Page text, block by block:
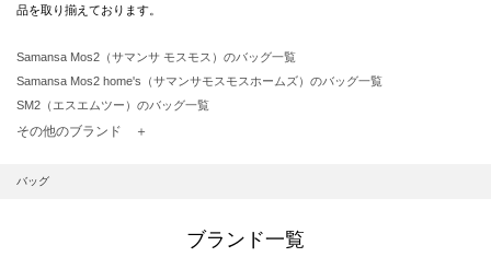
品を取り揃えております。
Samansa Mos2（サマンサ モスモス）のバッグ一覧
Samansa Mos2 home's（サマンサモスモスホームズ）のバッグ一覧
SM2（エスエムツー）のバッグ一覧
TSUHARU by Samansa Mos2（ツハルバイサマンサモスモス）のバッグ一覧
Samansa Mos2 blue（サマンサモスモス ブルー）のバッグ一覧
sō4ū（ソウフォーユー）のバッグ一覧
その他のブランド ＋
バッグ
ブランド一覧